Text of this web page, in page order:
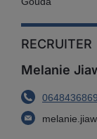
RECRUITER
Melanie
0648436869